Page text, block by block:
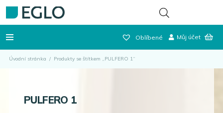
Oblíbené Můj účet
Úvodní stránka / Produkty se štítkem „PULFERO 1“
PULFERO 1